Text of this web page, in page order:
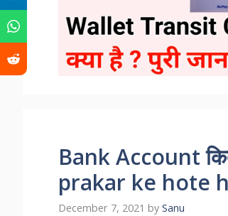
Bank Account
prakar ke hote
December 7, 2021 by Sanu